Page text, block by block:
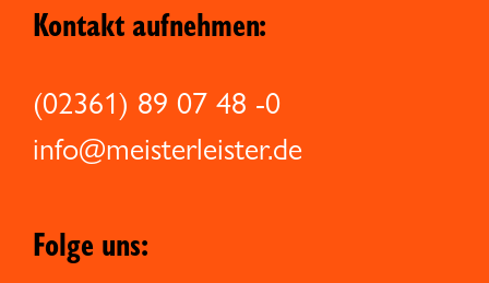
Kontakt aufnehmen:
(02361) 89 07 48 -0
info@meisterleister.de
Folge uns: